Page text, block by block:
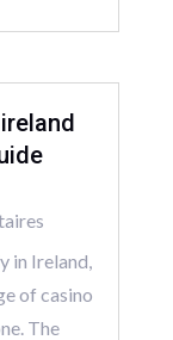
in Ireland,
of casino
The